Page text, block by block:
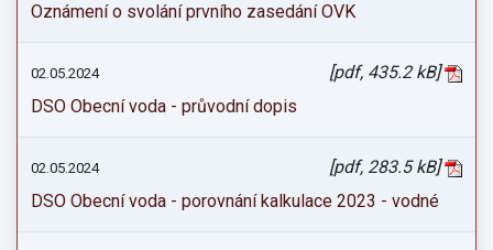
Oznámení o svolání prvního zasedání OVK
02.05.2024
[pdf, 435.2 kB]
DSO Obecní voda - průvodní dopis
02.05.2024
[pdf, 283.5 kB]
DSO Obecní voda - porovnání kalkulace 2023 - vodné